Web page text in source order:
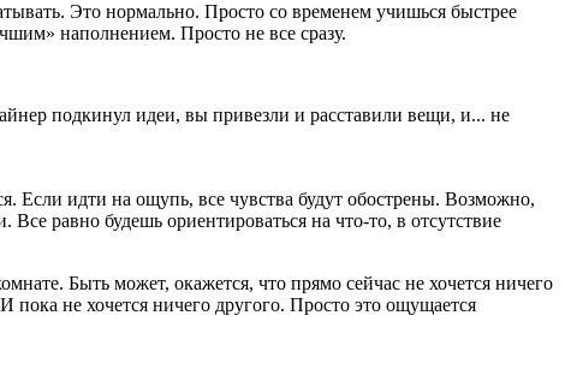
Это нормально. Просто со временем учишься быстрее
наполнением. Просто не все сразу.
подкинул идеи, вы привезли и расставили вещи, и... не
Если идти на ощупь, все чувства будут обострены. Возможно,
Все равно будешь ориентироваться на что-то, в отсутствие
Быть может, окажется, что прямо сейчас не хочется ничего
не хочется ничего другого. Просто это ощущается